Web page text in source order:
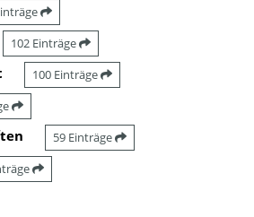
102 Einträge
100 Einträge
59 Einträge